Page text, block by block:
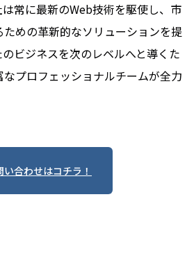
常に最新のWeb技術を駆使し、市
めの革新的なソリューションを提
ビジネスを次のレベルへと導くた
プロフェッショナルチームが全力
い合わせはコチラ！